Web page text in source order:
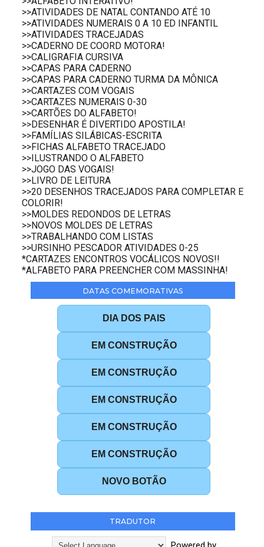
>>ATIVIDADES DE NATAL CONTANDO ATÉ 10
>>ATIVIDADES NUMERAIS 0 A 10 ED INFANTIL
>>ATIVIDADES TRACEJADAS
>>CADERNO DE COORD MOTORA!
>>CALIGRAFIA CURSIVA
>>CAPAS PARA CADERNO
>>CAPAS PARA CADERNO TURMA DA MÔNICA
>>CARTAZES COM VOGAIS
>>CARTAZES NUMERAIS 0-30
>>CARTÕES DO ALFABETO!
>>DESENHAR É DIVERTIDO APOSTILA!
>>FAMÍLIAS SILÁBICAS-ESCRITA
>>FICHAS ALFABETO TRACEJADO
>>ILUSTRANDO O ALFABETO
>>JOGO DAS VOGAIS!
>>LIVRO DE LEITURA
>>20 DESENHOS TRACEJADOS PARA COMPLETAR E
COLORIR!
>>MOLDES REDONDOS DE LETRAS
>>NOVOS MOLDES DE LETRAS
>>TRABALHANDO COM LISTAS
>>URSINHO PESCADOR ATIVIDADES 0-25
*CARTAZES ENCONTROS VOCÁLICOS NOVOS!!
*ALFABETO PARA PREENCHER COM MASSINHA!
DATAS COMEMORATIVAS
DIA DOS PAIS
EM CONSTRUÇÃO
EM CONSTRUÇÃO
EM CONSTRUÇÃO
EM CONSTRUÇÃO
EM CONSTRUÇÃO
NOVO BOTÃO
TRADUTOR